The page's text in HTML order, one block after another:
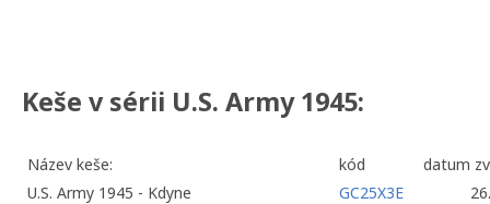
Keše v sérii U.S. Army 1945:
Název keše: kód
datum
U.S. Army 1945 - Kdyne
GC25X3E